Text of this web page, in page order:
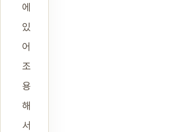
에
있
어
조
용
해
서